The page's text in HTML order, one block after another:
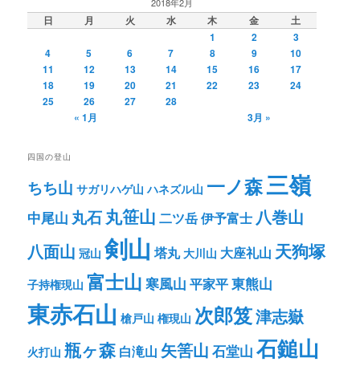
日 月 火 水 木 金
土
1
2
3
4
5 6 7 8 9
10
11
12 13 14 15 16
17
18
19 20 21 22 23
24
25
26 27
28
« 1月
3月 »
四国の登山
ちち山 サガリハゲ山 ハネズル山 一ノ森三嶺
中尾山 丸石丸笹山 二ツ岳伊予富士 八巻山
八面山 冠山 剣山 塔丸 大川山 大座礼山 天狗塚
子持権現山 富士山 寒風山 平家平東熊山
東赤石山 槍戸山 権現山 次郎笈津志嶽
火打山 瓶ヶ森 白滝山 矢筈山 石堂山 石鎚山